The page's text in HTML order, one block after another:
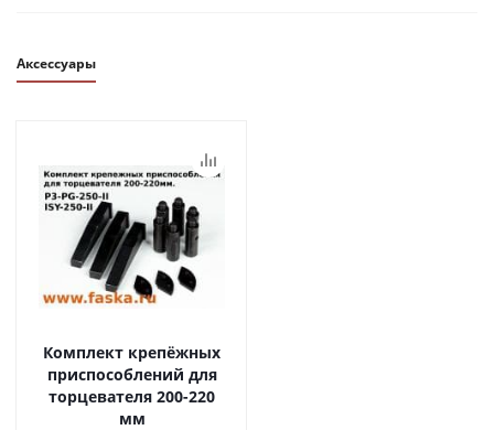
Аксессуары
Комплект крепёжных
приспособлений для
торцевателя 200-220
мм